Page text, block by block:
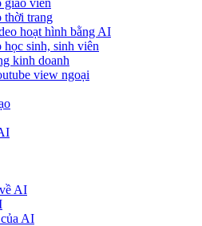
giáo viên
thời trang
hoạt hình bằng AI
sinh, sinh viên
kinh doanh
view ngoại
AI
AI